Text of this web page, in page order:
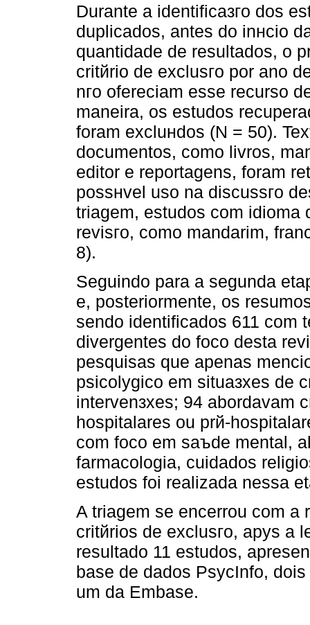
Durante a identificaзгo dos
duplicados, antes do inнcio
quantidade de resultados, o
critйrio de exclusгo por ano
nгo ofereciam esse recurso
maneira, os estudos
foram excluнdos (N = 50).
documentos, como livros,
editor e reportagens, foram
possнvel uso na discussгo
triagem, estudos com idioma
revisгo, como mandarim,
8).
Seguindo para a segunda
e, posteriormente, os
sendo identificados 611 com
divergentes do foco desta
pesquisas que apenas
psicolуgico em situaзхes de
intervenзхes; 94 abordavam
hospitalares ou prй-
com foco em saъde mental,
farmacologia, cuidados
estudos foi realizada nessa
A triagem se encerrou com a
critйrios de exclusгo, apуs a
resultado 11 estudos,
base de dados PsycInfo,
um da Embase.